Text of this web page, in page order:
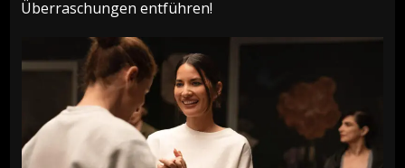
Überraschungen entführen!